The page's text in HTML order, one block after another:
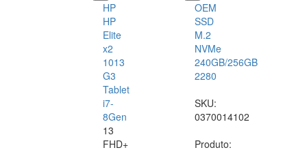
HP
HP
Elite
x2
1013
G3
Tablet
i7-
8Gen
13
FHD+
OEM
SSD
M.2
NVMe
240GB/256GB
2280
SKU:
0370014102
Produto: